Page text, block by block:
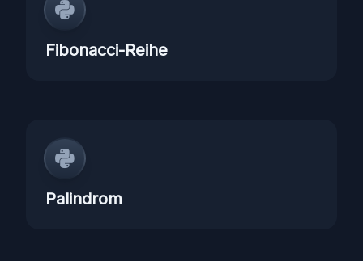
Fibonacci-Reihe
Palindrom